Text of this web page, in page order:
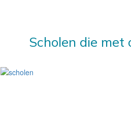
Scholen die met